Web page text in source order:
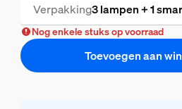
Verpakking3 lampen + 1
Nog enkele stuks op voorraad
Toevoegen aan